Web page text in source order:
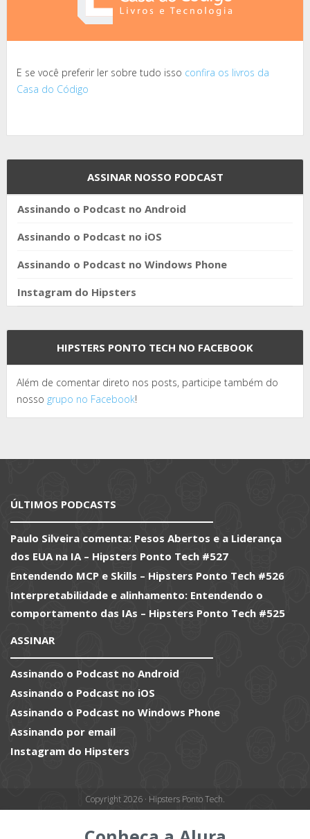
E se você preferir ler sobre tudo isso confira os livros da
Casa do Código
ASSINAR NOSSO PODCAST
Assinando o Podcast no Android
Assinando o Podcast no iOS
Assinando o Podcast no Windows Phone
Instagram do Hipsters
HIPSTERS PONTO TECH NO FACEBOOK
Além de comentar direto nos posts, participe também do
nosso grupo no Facebook!
ÚLTIMOS PODCASTS
Paulo Silveira comenta: Pesos Abertos e a Liderança
dos EUA na IA – Hipsters Ponto Tech #527
Entendendo MCP e Skills – Hipsters Ponto Tech #526
Interpretabilidade e alinhamento: Entendendo o
comportamento das IAs – Hipsters Ponto Tech #525
ASSINAR
Assinando o Podcast no Android
Assinando o Podcast no iOS
Assinando o Podcast no Windows Phone
Assinando por email
Instagram do Hipsters
Copyright 2026 · Hipsters Ponto Tech.